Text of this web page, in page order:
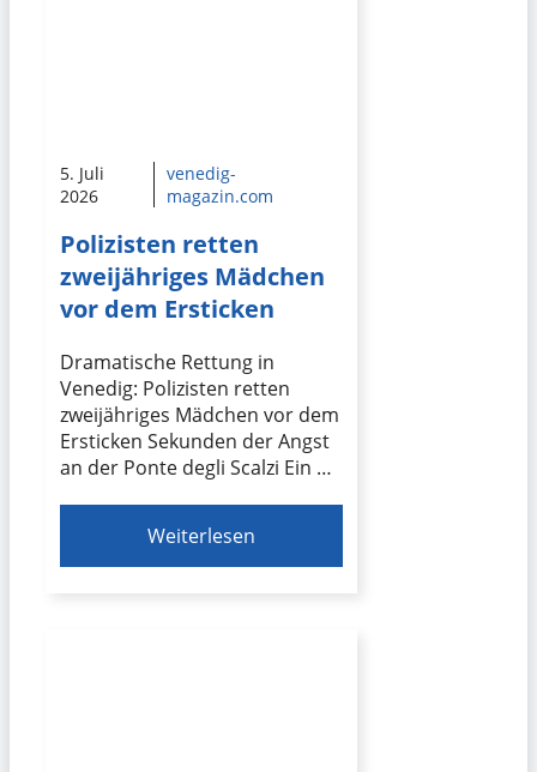
5. Juli
2026
venedig-
magazin.com
Polizisten retten
zweijähriges Mädchen
vor dem Ersticken
Dramatische Rettung in
Venedig: Polizisten retten
zweijähriges Mädchen vor dem
Ersticken Sekunden der Angst
an der Ponte degli Scalzi Ein …
Weiterlesen